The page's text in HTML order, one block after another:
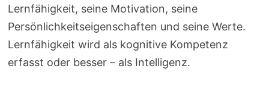
Lernfähigkeit, seine Motivation, seine
Persönlichkeitseigenschaften und seine Werte.
Lernfähigkeit wird als kognitive Kompetenz
erfasst oder besser – als Intelligenz.